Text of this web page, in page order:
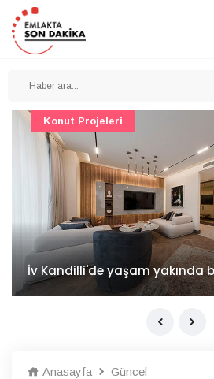
İv Kandilli'de yaşam yakında
Konut Projeleri
Anasayfa
Güncel